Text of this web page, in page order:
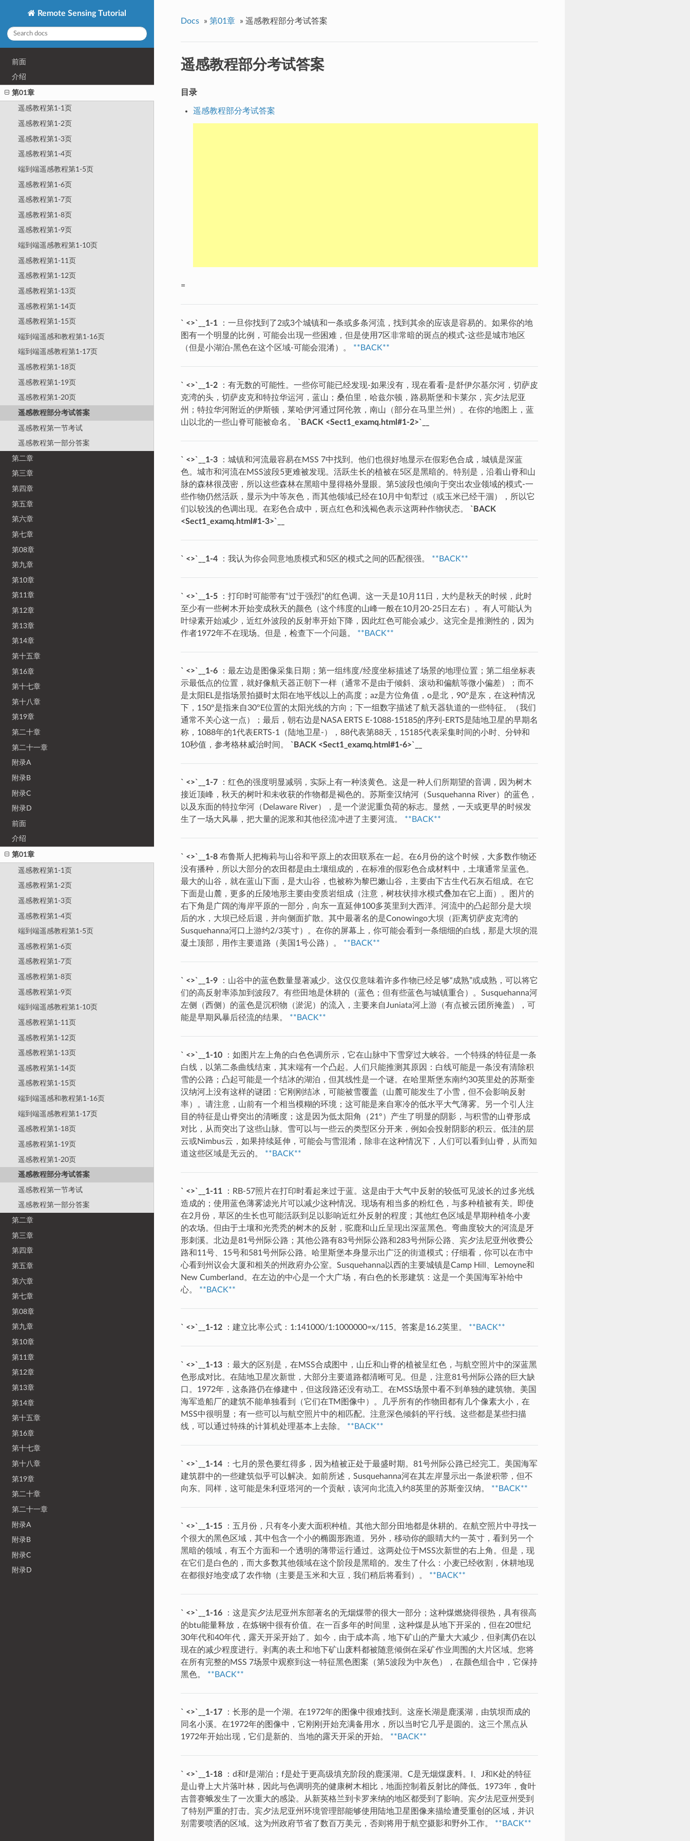
Remote Sensing Tutorial
前面
介绍
第01章
遥感教程第1-1页
遥感教程第1-2页
遥感教程第1-3页
遥感教程第1-4页
端到端遥感教程第1-5页
遥感教程第1-6页
遥感教程第1-7页
遥感教程第1-8页
遥感教程第1-9页
端到端遥感教程第1-10页
遥感教程第1-11页
遥感教程第1-12页
遥感教程第1-13页
遥感教程第1-14页
遥感教程第1-15页
端到端遥感和教程第1-16页
端到端遥感教程第1-17页
遥感教程第1-18页
遥感教程第1-19页
遥感教程第1-20页
遥感教程部分考试答案
遥感教程第一节考试
遥感教程第一部分答案
第二章
第三章
第四章
第五章
第六章
第七章
第08章
第九章
第10章
第11章
第12章
第13章
第14章
第十五章
第16章
第十七章
第十八章
第19章
第二十章
第二十一章
附录A
附录B
附录C
附录D
前面
介绍
第01章
遥感教程第1-1页
遥感教程第1-2页
遥感教程第1-3页
遥感教程第1-4页
端到端遥感教程第1-5页
遥感教程第1-6页
遥感教程第1-7页
遥感教程第1-8页
遥感教程第1-9页
端到端遥感教程第1-10页
遥感教程第1-11页
遥感教程第1-12页
遥感教程第1-13页
遥感教程第1-14页
遥感教程第1-15页
端到端遥感和教程第1-16页
端到端遥感教程第1-17页
遥感教程第1-18页
遥感教程第1-19页
遥感教程第1-20页
遥感教程部分考试答案
遥感教程第一节考试
遥感教程第一部分答案
第二章
第三章
第四章
第五章
第六章
第七章
第08章
第九章
第10章
第11章
第12章
第13章
第14章
第十五章
第16章
第十七章
第十八章
第19章
第二十章
第二十一章
附录A
附录B
附录C
附录D
Docs » 第01章 » 遥感教程部分考试答案
遥感教程部分考试答案
目录
遥感教程部分考试答案
=
` <>`__1-1：一旦你找到了2或3个城镇和一条或多条河流，找到其余的应该是容易的。如果你的地
图有一个明显的比例，可能会出现一些困难，但是使用7区非常暗的斑点的模式-这些是城市地区
（但是小湖泊-黑色在这个区域-可能会混淆）。 **BACK**
` <>`__1-2：有无数的可能性。一些你可能已经发现-如果没有，现在看看-是舒伊尔基尔河，切萨皮
克湾的头，切萨皮克和特拉华运河，蓝山；桑伯里，哈兹尔顿，路易斯堡和卡莱尔，宾夕法尼亚
州；特拉华河附近的伊斯顿，莱哈伊河通过阿伦敦，南山（部分在马里兰州）。在你的地图上，蓝
山以北的一些山脊可能被命名。 `BACK <Sect1_examq.html#1-2>`__
` <>`__1-3：城镇和河流最容易在MSS 7中找到。他们也很好地显示在假彩色合成，城镇是深蓝
色。城市和河流在MSS波段5更难被发现。活跃生长的植被在5区是黑暗的。特别是，沿着山脊和山
脉的森林很茂密，所以这些森林在黑暗中显得格外显眼。第5波段也倾向于突出农业领域的模式-一
些作物仍然活跃，显示为中等灰色，而其他领域已经在10月中旬犁过（或玉米已经干涸），所以它
们以较浅的色调出现。在彩色合成中，斑点红色和浅褐色表示这两种作物状态。 `BACK
<Sect1_examq.html#1-3>`__
` <>`__1-4：我认为你会同意地质模式和5区的模式之间的匹配很强。 **BACK**
` <>`__1-5：打印时可能带有“过于强烈”的红色调。这一天是10月11日，大约是秋天的时候，此时
至少有一些树木开始变成秋天的颜色（这个纬度的山峰一般在10月20-25日左右）。有人可能认为
叶绿素开始减少，近红外波段的反射率开始下降，因此红色可能会减少。这完全是推测性的，因为
作者1972年不在现场。但是，检查下一个问题。 **BACK**
` <>`__1-6：最左边是图像采集日期；第一组纬度/经度坐标描述了场景的地理位置；第二组坐标表
示最低点的位置，就好像航天器正朝下一样（通常不是由于倾斜、滚动和偏航等微小偏差）；而不
是太阳EL是指场景拍摄时太阳在地平线以上的高度；az是方位角值，o是北，90°是东，在这种情况
下，150°是指来自30°E位置的太阳光线的方向；下一组数字描述了航天器轨道的一些特征。（我们
通常不关心这一点）；最后，朝右边是NASA ERTS E-1088-15185的序列-ERTS是陆地卫星的早期名
称，1088年的1代表ERTS-1（陆地卫星-），88代表第88天，15185代表采集时间的小时、分钟和
10秒值，参考格林威治时间。 `BACK <Sect1_examq.html#1-6>`__
` <>`__1-7：红色的强度明显减弱，实际上有一种淡黄色。这是一种人们所期望的音调，因为树木
接近顶峰，秋天的树叶和未收获的作物都是褐色的。苏斯奎汉纳河（Susquehanna River）的蓝色，
以及东面的特拉华河（Delaware River），是一个淤泥重负荷的标志。显然，一天或更早的时候发
生了一场大风暴，把大量的泥浆和其他径流冲进了主要河流。 **BACK**
` <>`__1-8布鲁斯人把梅莉与山谷和平原上的农田联系在一起。在6月份的这个时候，大多数作物还
没有播种，所以大部分的农田都是由土壤组成的，在标准的假彩色合成材料中，土壤通常呈蓝色。
最大的山谷，就在蓝山下面，是大山谷，也被称为黎巴嫩山谷，主要由下古生代石灰石组成。在它
下面是山麓，更多的丘陵地形主要由变质岩组成（注意，树枝状排水模式叠加在它上面）。图片的
右下角是广阔的海岸平原的一部分，向东一直延伸100多英里到大西洋。河流中的凸起部分是大坝
后的水，大坝已经后退，并向侧面扩散。其中最著名的是Conowingo大坝（距离切萨皮克湾的
Susquehanna河口上游约2/3英寸）。在你的屏幕上，你可能会看到一条细细的白线，那是大坝的混
凝土顶部，用作主要道路（美国1号公路）。 **BACK**
` <>`__1-9：山谷中的蓝色数量显著减少。这仅仅意味着许多作物已经足够“成熟”或成熟，可以将它
们的高反射率添加到波段7。有些田地是休耕的（蓝色；但有些蓝色与城镇重合）。Susquehanna河
左侧（西侧）的蓝色是沉积物（淤泥）的流入，主要来自Juniata河上游（有点被云团所掩盖），可
能是早期风暴后径流的结果。 **BACK**
` <>`__1-10：如图片左上角的白色色调所示，它在山脉中下雪穿过大峡谷。一个特殊的特征是一条
白线，以第二条曲线结束，其末端有一个凸起。人们只能推测其原因：白线可能是一条没有清除积
雪的公路；凸起可能是一个结冰的湖泊，但其线性是一个谜。在哈里斯堡东南约30英里处的苏斯奎
汉纳河上没有这样的谜团：它刚刚结冰，可能被雪覆盖（山麓可能发生了小雪，但不会影响反射
率）。请注意，山前有一个相当模糊的环境；这可能是来自寒冷的低水平大气薄雾。另一个引人注
目的特征是山脊突出的清晰度；这是因为低太阳角（21°）产生了明显的阴影，与积雪的山脊形成
对比，从而突出了这些山脉。雪可以与一些云的类型区分开来，例如会投射阴影的积云。低洼的层
云或Nimbus云，如果持续延伸，可能会与雪混淆，除非在这种情况下，人们可以看到山脊，从而知
道这些区域是无云的。 **BACK**
` <>`__1-11：RB-57照片在打印时看起来过于蓝。这是由于大气中反射的较低可见波长的过多光线
造成的；使用蓝色薄雾滤光片可以减少这种情况。现场有相当多的粉红色，与多种植被有关。即使
在2月份，草区的生长也可能活跃到足以影响近红外反射的程度；其他红色区域是早期种植冬小麦
的农场。但由于土壤和光秃秃的树木的反射，驼鹿和山丘呈现出深蓝黑色。弯曲度较大的河流是牙
形刺溪。北边是81号州际公路；其他公路有83号州际公路和283号州际公路、宾夕法尼亚州收费公
路和11号、15号和581号州际公路。哈里斯堡本身显示出广泛的街道模式；仔细看，你可以在市中
心看到州议会大厦和相关的州政府办公室。Susquehanna以西的主要城镇是Camp Hill、Lemoyne和
New Cumberland。在左边的中心是一个大广场，有白色的长形建筑：这是一个美国海军补给中
心。 **BACK**
` <>`__1-12：建立比率公式：1:141000/1:1000000=x/115。答案是16.2英里。 **BACK**
` <>`__1-13：最大的区别是，在MSS合成图中，山丘和山脊的植被呈红色，与航空照片中的深蓝黑
色形成对比。在陆地卫星次新世，大部分主要道路都清晰可见。但是，注意81号州际公路的巨大缺
口。1972年，这条路仍在修建中，但这段路还没有动工。在MSS场景中看不到单独的建筑物。美国
海军造船厂的建筑不能单独看到（它们在TM图像中）。几乎所有的作物田都有几个像素大小，在
MSS中很明显；有一些可以与航空照片中的相匹配。注意深色倾斜的平行线。这些都是某些扫描
线，可以通过特殊的计算机处理基本上去除。 **BACK**
` <>`__1-14：七月的景色要红得多，因为植被正处于最盛时期。81号州际公路已经完工。美国海军
建筑群中的一些建筑似乎可以解决。如前所述，Susquehanna河在其左岸显示出一条淤积带，但不
向东。同样，这可能是朱利亚塔河的一个贡献，该河向北流入约8英里的苏斯奎汉纳。 **BACK**
` <>`__1-15：五月份，只有冬小麦大面积种植。其他大部分田地都是休耕的。在航空照片中寻找一
个很大的黑色区域，其中包含一个小的椭圆形跑道。另外，移动你的眼睛大约一英寸，看到另一个
黑暗的领域，有五个方面和一个透明的薄带运行通过。这两处位于MSS次新世的右上角。但是，现
在它们是白色的，而大多数其他领域在这个阶段是黑暗的。发生了什么：小麦已经收割，休耕地现
在都很好地变成了农作物（主要是玉米和大豆，我们稍后将看到）。 **BACK**
` <>`__1-16：这是宾夕法尼亚州东部著名的无烟煤带的很大一部分；这种煤燃烧得很热，具有很高
的btu能量释放，在炼钢中很有价值。在一百多年的时间里，这种煤是从地下开采的，但在20世纪
30年代和40年代，露天开采开始了。如今，由于成本高，地下矿山的产量大大减少，但剥离仍在以
现在的减少程度进行。剥离的表土和地下矿山废料都被随意倾倒在采矿作业周围的大片区域。您将
在所有完整的MSS 7场景中观察到这一特征黑色图案（第5波段为中灰色），在颜色组合中，它保持
黑色。 **BACK**
` <>`__1-17：长形的是一个湖。在1972年的图像中很难找到。这座长湖是鹿溪湖，由筑坝而成的
同名小溪。在1972年的图像中，它刚刚开始充满备用水，所以当时它几乎是圆的。这三个黑点从
1972年开始出现，它们是新的、当地的露天开采的开始。 **BACK**
` <>`__1-18：d和f是湖泊；f是处于更高级填充阶段的鹿溪湖。C是无烟煤废料。I、J和K处的特征
是山脊上大片落叶林，因此与色调明亮的健康树木相比，地面控制着反射比的降低。1973年，食叶
吉普赛蛾发生了一次重大的感染。从新英格兰到卡罗来纳的地区都受到了影响。宾夕法尼亚州受到
了特别严重的打击。宾夕法尼亚州环境管理部能够使用陆地卫星图像来描绘遭受重创的区域，并识
别需要喷洒的区域。这为州政府节省了数百万美元，否则将用于航空摄影和野外工作。 **BACK**